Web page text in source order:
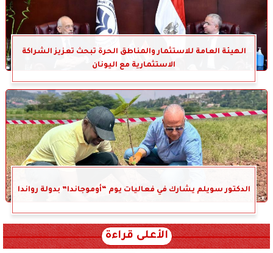
الهيئة العامة للاستثمار والمناطق الحرة تبحث تعزيز الشراكة
الاستثمارية مع اليونان
الدكتور سويلم يشارك في فعاليات يوم “أوموجاندا” بدولة رواندا
الأعلى قراءة